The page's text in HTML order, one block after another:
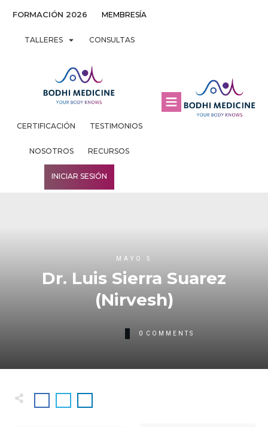
FORMACIÓN 2026 MEMBRESÍA
TALLERES CONSULTAS
CERTIFICACIÓN TESTIMONIOS
NOSOTROS RECURSOS
INICIAR SESIÓN
MAYO 5
Dr. Luis Sierra Suarez
(Nirvesh)
0 COMMENTS